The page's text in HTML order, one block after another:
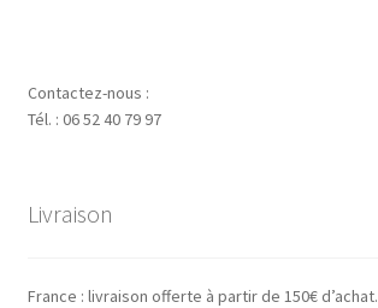
Contactez-nous :
Tél. : 06 52 40 79 97
Livraison
France : livraison offerte à partir de 150€ d’achat.